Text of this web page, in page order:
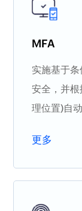
MFA
实施基于
安全，并
理位置)自
更多